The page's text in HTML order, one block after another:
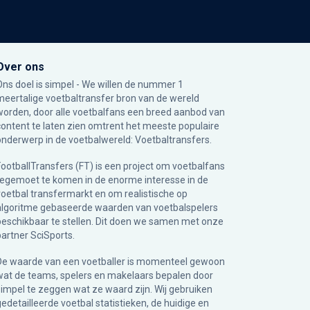
ons
doel is simpel - We willen de nummer 1
voetbaltransfer bron van de wereld
door alle voetbalfans een breed aanbod van
te laten zien omtrent het meeste populaire
in de voetbalwereld: Voetbaltransfers.
(FT) is een project om voetbalfans
te komen in de enorme interesse in de
transfermarkt en om realistische op
gebaseerde waarden van voetbalspelers
te stellen. Dit doen we samen met onze
SciSports
waarde van een voetballer is momenteel gewoon
de teams, spelers en makelaars bepalen door
te zeggen wat ze waard zijn. Wij gebruiken
voetbal statistieken, de huidige en